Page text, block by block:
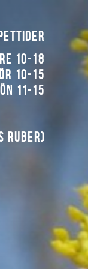
10-18
10-15
11-15
ruber)